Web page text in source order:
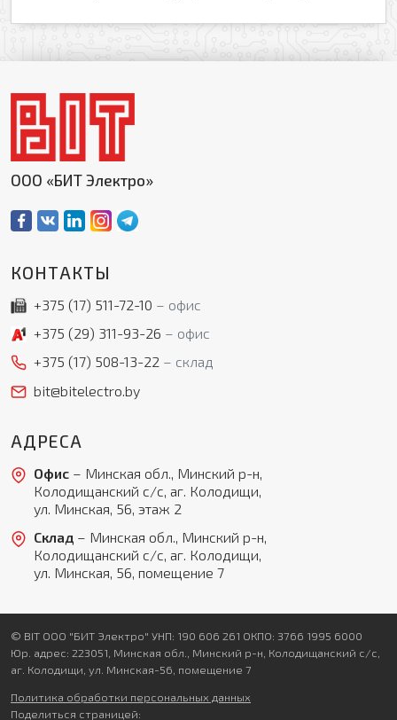
ООО «БИТ Электро»
КОНТАКТЫ
+375 (17) 511-72-10
офис
+375 (29) 311-93-26
офис
+375 (17) 508-13-22
склад
bit@bitelectro.by
АДРЕСА
Офис– Минская обл., Минский р-н,
Колодищанский с/с, аг. Колодищи,
ул. Минская, 56, этаж 2
Склад– Минская обл., Минский р-н,
Колодищанский с/с, аг. Колодищи,
ул. Минская, 56, помещение 7
© BIT ООО "БИТ Электро" УНП: 190 606 261 ОКПО: 3766 1995 6000
Юр. адрес: 223051, Минская обл., Минский р-н, Колодищанский с/с,
аг. Колодищи, ул. Минская-56, помещение 7
Политика обработки персональных данных
Поделиться страницей: